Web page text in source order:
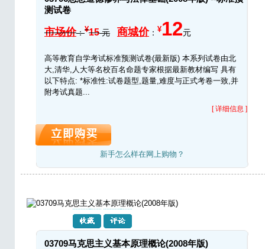
测试卷
市场价：¥15元 商城价： ¥12元
高等教育自学考试标准预测试卷(最新版) 本系列试卷由北
大,清华,人大等名校百名命题专家根据最新教材编写 具有
以下特点: *标准性:试卷题型,题量,难度与正式考卷一致,并
附考试真题...
[ 详细信息 ]
新手怎么样在网上购物？
03709马克思主义基本原理概论(2008年版)